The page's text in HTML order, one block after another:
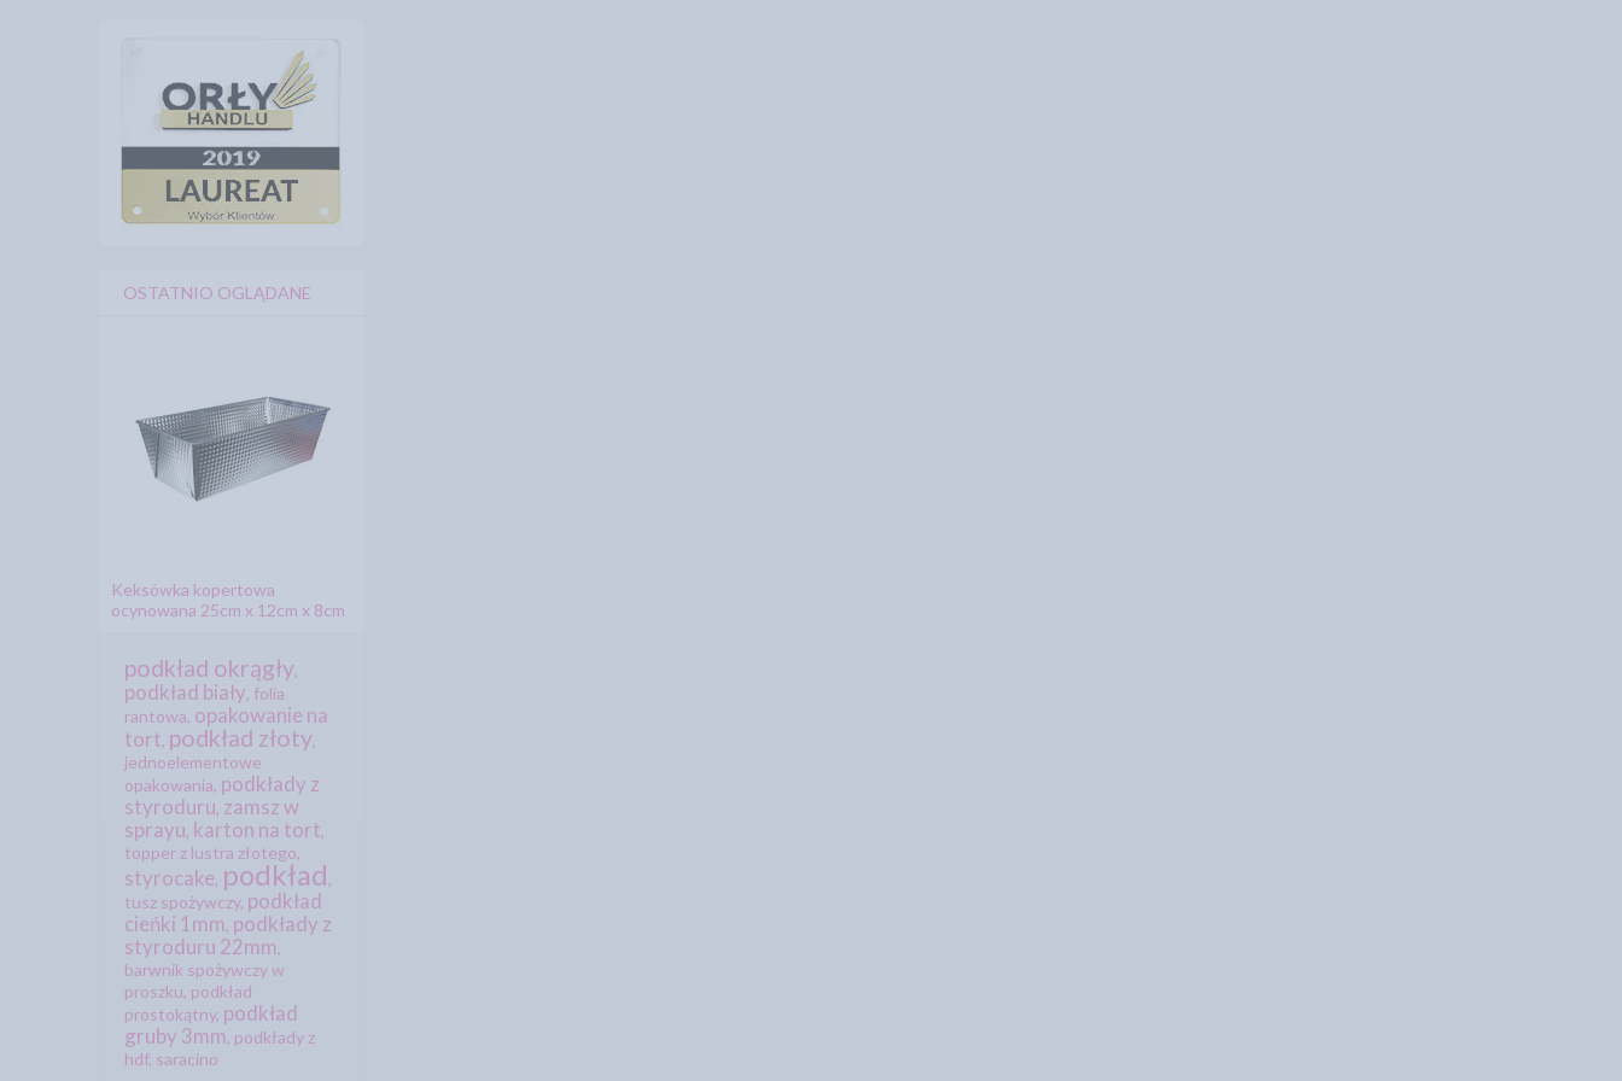
OSTATNIO OGLĄDANE
Keksówka kopertowa
ocynowana 25cm x 12cm x 8cm
podkład okrągły,
podkład biały, folia
rantowa, opakowanie na
tort, podkład złoty,
jednoelementowe
opakowania, podkłady z
styroduru, zamsz w
sprayu, karton na tort,
topper z lustra złotego,
styrocake, podkład,
tusz spożywczy, podkład
cieńki 1mm, podkłady z
styroduru 22mm,
barwnik spożywczy w
proszku, podkład
prostokątny, podkład
gruby 3mm, podkłady z
hdf, saracino